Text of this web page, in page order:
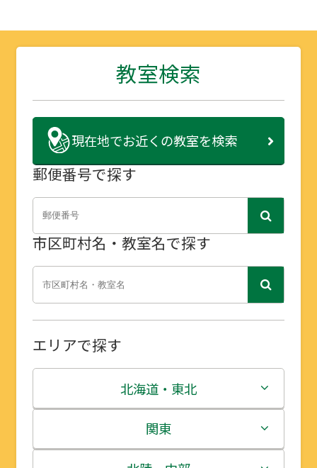
教室検索
現在地でお近くの教室を検索
郵便番号で探す
市区町村名・教室名で探す
エリアで探す
北海道・東北
北海道
関東